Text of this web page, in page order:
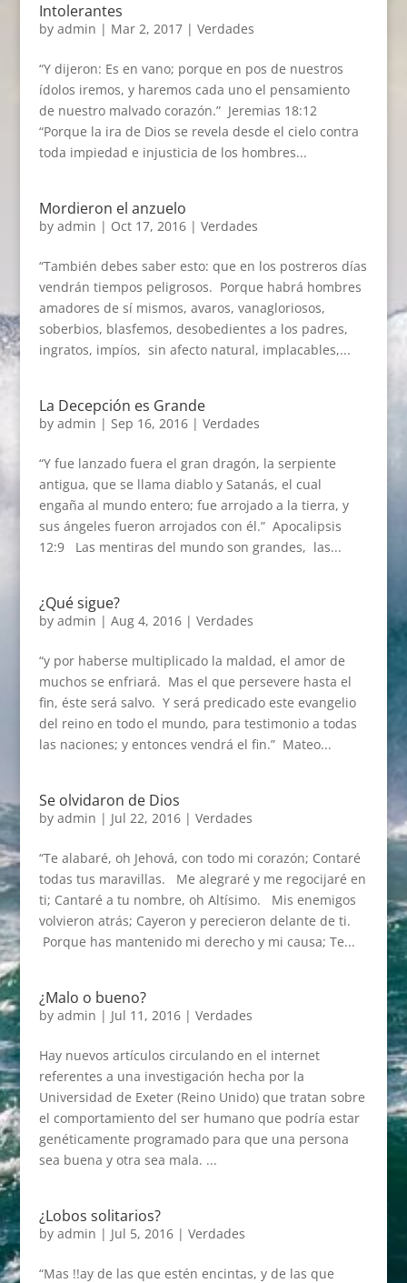
Intolerantes
by admin | Mar 2, 2017| Verdades
“Y dijeron: Es en vano; porque en pos de nuestros
ídolos iremos, y haremos cada uno el pensamiento
de nuestro malvado corazón.” Jeremias 18:12
“Porque la ira de Dios se revela desde el cielo contra
toda impiedad e injusticia de los hombres...
Mordieron el anzuelo
by admin | Oct 17, 2016| Verdades
“También debes saber esto: que en los postreros días
vendrán tiempos peligrosos. Porque habrá hombres
amadores de sí mismos, avaros, vanagloriosos,
soberbios, blasfemos, desobedientes a los padres,
ingratos, impíos, sin afecto natural, implacables,...
La Decepción es Grande
by admin | Sep 16, 2016| Verdades
“Y fue lanzado fuera el gran dragón, la serpiente
antigua, que se llama diablo y Satanás, el cual
engaña al mundo entero; fue arrojado a la tierra, y
sus ángeles fueron arrojados con él.” Apocalipsis
12:9 Las mentiras del mundo son grandes, las...
¿Qué sigue?
by admin | Aug 4, 2016| Verdades
“y por haberse multiplicado la maldad, el amor de
muchos se enfriará. Mas el que persevere hasta el
fin, éste será salvo. Y será predicado este evangelio
del reino en todo el mundo, para testimonio a todas
las naciones; y entonces vendrá el fin.” Mateo...
Se olvidaron de Dios
by admin | Jul 22, 2016| Verdades
“Te alabaré, oh Jehová, con todo mi corazón; Contaré
todas tus maravillas. Me alegraré y me regocijaré en
ti; Cantaré a tu nombre, oh Altísimo. Mis enemigos
volvieron atrás; Cayeron y perecieron delante de ti.
Porque has mantenido mi derecho y mi causa; Te...
¿Malo o bueno?
by admin | Jul 11, 2016| Verdades
Hay nuevos artículos circulando en el internet
referentes a una investigación hecha por la
Universidad de Exeter (Reino Unido) que tratan sobre
el comportamiento del ser humano que podría estar
genéticamente programado para que una persona
sea buena y otra sea mala. ...
¿Lobos solitarios?
by admin | Jul 5, 2016| Verdades
“Mas !!ay de las que estén encintas, y de las que